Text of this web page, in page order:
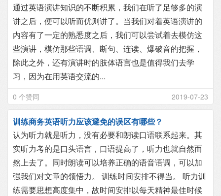
通过英语演讲知识的不断积累，我们在听了足够多的演
讲之后，便可以听而优则讲了。当我们对着英语演讲的
内容有了一定的熟悉度之后，我们可以尝试着去模仿这
些演讲，模仿那些语调、断句、连读、爆破音的把握，
除此之外，还有演讲时的肢体语言也是值得我们去学
习，因为在用英语交流的...
0 个赞同 2019-07-23
训练商务英语听力应该避免的误区有哪些？
认为听力就是听力，没有必要和朗读口语联系起来。其
实听力考的是口头语言，口语提高了，听力也就自然而
然上去了。同时朗读可以培养正确的语音语调，可以加
强我们对文章的领悟力。 训练时间安排不得当。 听力训
练需要思想高度集中，故时间安排以每天精神最佳时候